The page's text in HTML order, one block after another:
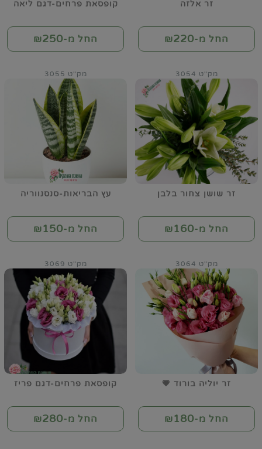
זר אלזה
החל מ-₪220
קופסאת פרחים-דגם ליאה
החל מ-₪250
זר שושן צחור בלבן
מק"ט 3054
החל מ-₪160
עץ הבריאות-סנסנווריה
מק"ט 3055
החל מ-₪150
זר יוליה בורוד 💗
מק"ט 3064
החל מ-₪180
קופסאת פרחים-דגם פריז
מק"ט 3069
החל מ-₪280